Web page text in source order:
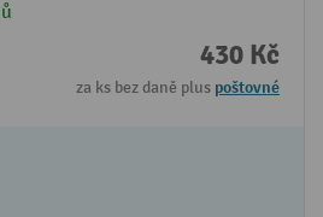
430 Kč
za ks bez daně plus poštovné